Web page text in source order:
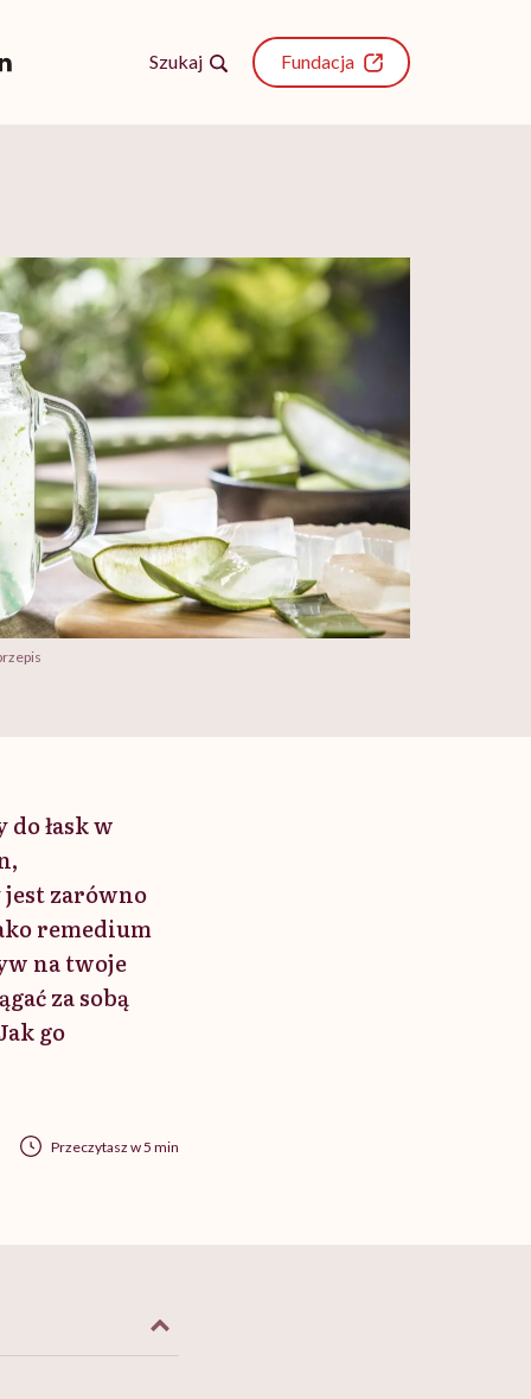
Szukaj Fundacja
łask w
zarówno
remedium
na twoje
za sobą
go
Przeczytasz w 5 min